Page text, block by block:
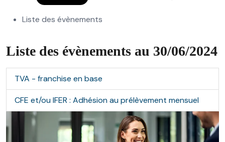
Liste des évènements
Liste des évènements au 30/06/2024
TVA - franchise en base
CFE et/ou IFER : Adhésion au prélèvement mensuel